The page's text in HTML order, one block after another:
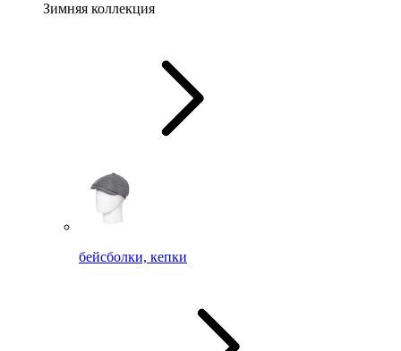
Зимняя коллекция
бейсболки, кепки